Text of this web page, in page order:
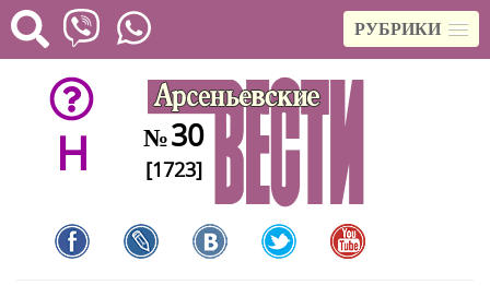
РУБРИКИ
H №30
[1723]